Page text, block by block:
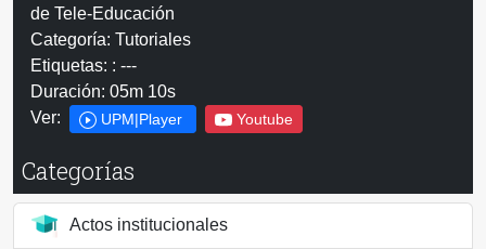
de Tele-Educación
Categoría: Tutoriales
Etiquetas: : ---
Duración: 05m 10s
Ver:
UPM|Player Youtube
Categorías
Actos institucionales